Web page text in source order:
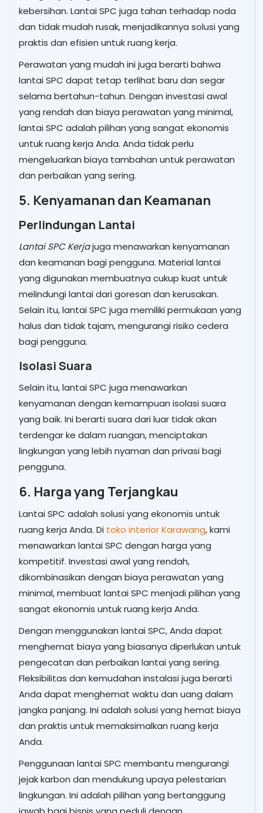
kebersihan. Lantai SPC juga tahan terhadap noda
dan tidak mudah rusak, menjadikannya solusi yang
praktis dan efisien untuk ruang kerja.
Perawatan yang mudah ini juga berarti bahwa
lantai SPC dapat tetap terlihat baru dan segar
selama bertahun-tahun. Dengan investasi awal
yang rendah dan biaya perawatan yang minimal,
lantai SPC adalah pilihan yang sangat ekonomis
untuk ruang kerja Anda. Anda tidak perlu
mengeluarkan biaya tambahan untuk perawatan
dan perbaikan yang sering.
5. Kenyamanan dan Keamanan
Perlindungan Lantai
Lantai SPC Kerjajuga menawarkan kenyamanan
dan keamanan bagi pengguna. Material lantai
yang digunakan membuatnya cukup kuat untuk
melindungi lantai dari goresan dan kerusakan.
Selain itu, lantai SPC juga memiliki permukaan yang
halus dan tidak tajam, mengurangi risiko cedera
bagi pengguna.
Isolasi Suara
Selain itu, lantai SPC juga menawarkan
kenyamanan dengan kemampuan isolasi suara
yang baik. Ini berarti suara dari luar tidak akan
terdengar ke dalam ruangan, menciptakan
lingkungan yang lebih nyaman dan privasi bagi
pengguna.
6. Harga yang Terjangkau
Lantai SPC adalah solusi yang ekonomis untuk
ruang kerja Anda. Di toko interior Karawang, kami
menawarkan lantai SPC dengan harga yang
kompetitif. Investasi awal yang rendah,
dikombinasikan dengan biaya perawatan yang
minimal, membuat lantai SPC menjadi pilihan yang
sangat ekonomis untuk ruang kerja Anda.
Dengan menggunakan lantai SPC, Anda dapat
menghemat biaya yang biasanya diperlukan untuk
pengecatan dan perbaikan lantai yang sering.
Fleksibilitas dan kemudahan instalasi juga berarti
Anda dapat menghemat waktu dan uang dalam
jangka panjang. Ini adalah solusi yang hemat biaya
dan praktis untuk memaksimalkan ruang kerja
Anda.
Penggunaan lantai SPC membantu mengurangi
jejak karbon dan mendukung upaya pelestarian
lingkungan. Ini adalah pilihan yang bertanggung